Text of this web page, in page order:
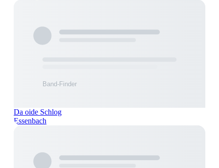
Da oide Schlog
Essenbach